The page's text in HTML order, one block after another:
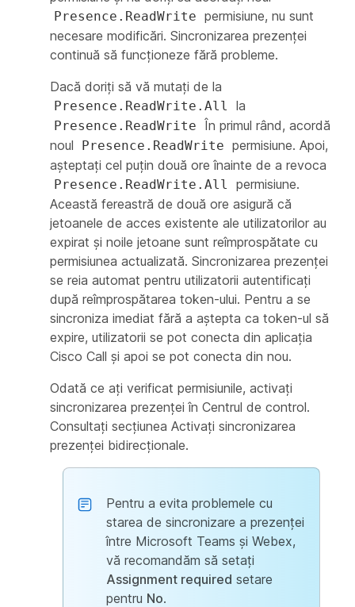
Presence.ReadWrite permisiune, nu sunt
necesare modificări. Sincronizarea prezenței
continuă să funcționeze fără probleme.
Dacă doriți să vă mutați de la
Presence.ReadWrite.All la
Presence.ReadWrite În primul rând, acordă
noul
Presence.ReadWrite permisiune. Apoi,
aşteptaţi cel puţin două ore înainte de a revoca
Presence.ReadWrite.All
permisiune.
Această fereastră de două ore asigură că
jetoanele de acces existente ale utilizatorilor au
expirat și noile jetoane sunt reîmprospătate cu
permisiunea actualizată. Sincronizarea prezenței
se reia automat pentru utilizatorii autentificați
după reîmprospătarea token-ului. Pentru a se
sincroniza imediat fără a aștepta ca token-ul să
expire, utilizatorii se pot conecta din aplicația
Cisco Call și apoi se pot conecta din nou.
Odată ce ați verificat permisiunile, activați
sincronizarea prezenței în Centrul de control.
Consultați secțiunea Activați sincronizarea
prezenței bidirecționale.
Pentru a evita problemele cu
starea de sincronizare a prezenței
între Microsoft Teams și Webex,
vă recomandăm să setați
Assignment required setare
pentru No.